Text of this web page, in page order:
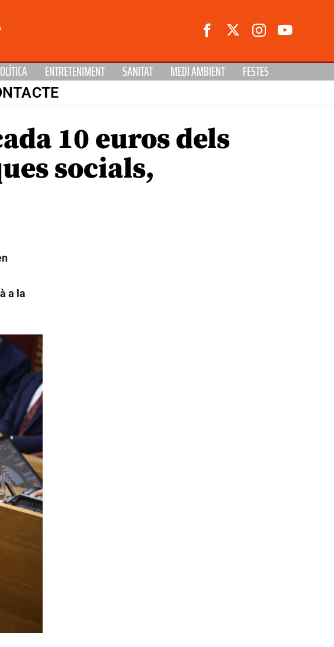
ENTRETENIMENT SANITAT MEDI AMBIENT FESTES
10 euros dels
socials,
a la